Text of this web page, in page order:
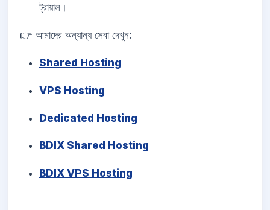
ট্রায়াল।
👉 আমাদের অন্যান্য সেবা দেখুন:
Shared Hosting
VPS Hosting
Dedicated Hosting
BDIX Shared Hosting
BDIX VPS Hosting